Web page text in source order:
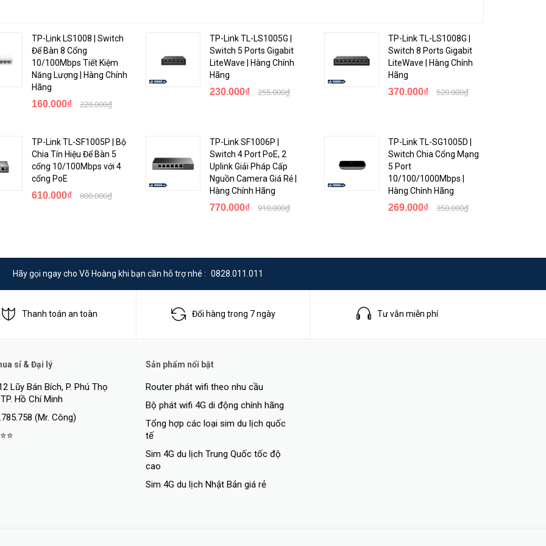
30 W cho mỗi cổng PoE và 65 W cho tất cả các cổng PoE*
chế độ Cô Lập. Một để kết nối với Internet và một để kết nối với NVR.
lên 250 m bằng Chế độ mở rộng
cổng, tăng ổn định và bảo mật
thiết bị tương thích với IEEE 802.3af/at
bị hỗ trợ PoE bị rớt hoặc không phản hồi
30W, tương thích với chuẩn 802.3af/at. MS110P cung cấp 2 cổng Uplink, một
Point, IP Phone, và nhiều thiết bị khác hoàn toàn tương thích.
TP-Link LS1008 | Switch
Để Bàn 8 Cổng
10/100Mbps Tiết Kiệm
Năng Lượng | Hàng Chính
Hãng
160.000₫ 220.000₫
TP-Link TL-LS1005G |
Switch 5 Ports Gigabit
LiteWave | Hàng Chính
Hãng
230.000₫ 255.000₫
TP-Link TL-LS1008G |
Switch 8 Ports Gigabit
LiteWave | Hàng Chính
Hãng
370.000₫ 520.000₫
TP-Link TL-SF1005P | Bộ
Chia Tín Hiệu Để Bàn 5
cổng 10/100Mbps với 4
cổng PoE
610.000₫ 800.000₫
TP-Link SF1006P |
Switch 4 Port PoE, 2
Uplink Giải Pháp Cấp
Nguồn Camera Giá Rẻ |
Hàng Chính Hãng
770.000₫ 910.000₫
TP-Link TL-SG1005D |
Switch Chia Cổng Mạng
5 Port
10/100/1000Mbps |
Hàng Chính Hãng
269.000₫ 350.000₫
Hãy gọi ngay cho Võ Hoàng khi bạn cần hỗ trợ nhé : 0828.011.011
Thanh toán an toàn Đổi hàng trong 7 ngày Tư vẫn miễn phí
sỉ & Đại lý
Lũy Bán Bích, P. Phú Thọ
Hồ Chí Minh
(Mr. Công)
Sản phẩm nổi bật
Router phát wifi theo nhu cầu
Bộ phát wifi 4G di động chính hãng
Tổng hợp các loại sim du lịch quốc
tế
Sim 4G du lịch Trung Quốc tốc độ
cao
Sim 4G du lịch Nhật Bản giá rẻ